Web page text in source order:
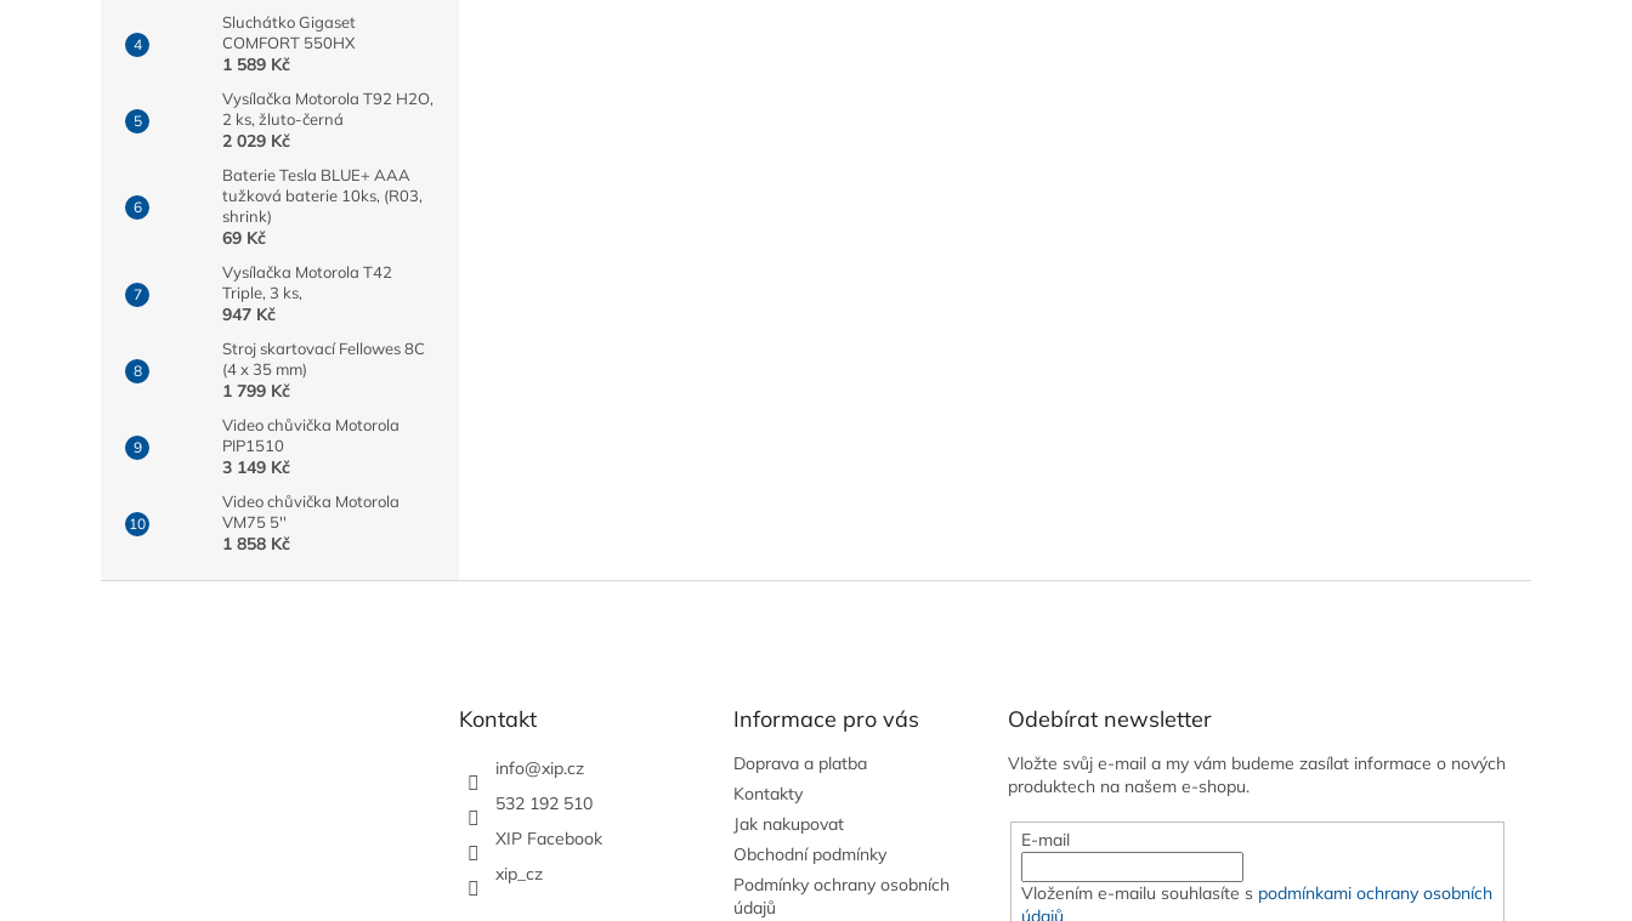
Sluchátko Gigaset
COMFORT 550HX
1 589 Kč
Vysílačka Motorola T92 H2O,
2 ks, žluto-černá
2 029 Kč
Baterie Tesla BLUE+ AAA
tužková baterie 10ks, (R03,
shrink)
69 Kč
Vysílačka Motorola T42
Triple, 3 ks,
947 Kč
Stroj skartovací Fellowes 8C
(4 x 35 mm)
1 799 Kč
Video chůvička Motorola
PIP1510
3 149 Kč
Video chůvička Motorola
VM75 5''
1 858 Kč
Kontakt
info@xip.cz
532 192 510
XIP Facebook
xip_cz
Informace pro vás
Doprava a platba
Kontakty
Jak nakupovat
Obchodní podmínky
Podmínky ochrany osobních
údajů
Odebírat newsletter
Vložte svůj e-mail a my vám budeme zasílat informace o nových
produktech na našem e-shopu.
E-mail
Vložením e-mailu souhlasíte s podmínkami ochrany osobních
údajů